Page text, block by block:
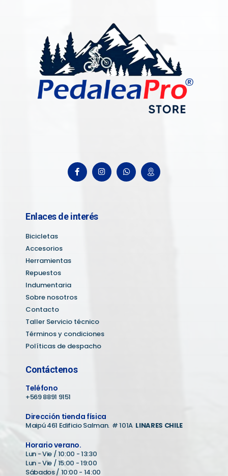
Enlaces de interés
Bicicletas
Accesorios
Herramientas
Repuestos
Indumentaria
Sobre nosotros
Contacto
Taller Servicio técnico
Términos y condiciones
Políticas de despacho
Contáctenos
Teléfono
+569 8891 9151
Dirección tienda física
Maipú 461 Edificio Salman. # 101A LINARES CHILE
Horario verano.
Lun - Vie / 10:00 - 13:30
Lun - Vie / 15:00 - 19:00
Sábados / 10:00 - 14:00